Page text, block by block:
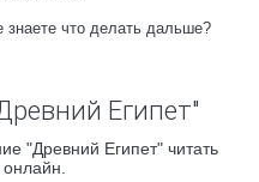
знаете что делать дальше?
Египет"
"Древний Египет" читать